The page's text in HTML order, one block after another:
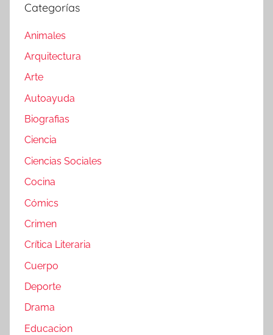
Categorías
Animales
Arquitectura
Arte
Autoayuda
Biografias
Ciencia
Ciencias Sociales
Cocina
Cómics
Crimen
Crítica Literaria
Cuerpo
Deporte
Drama
Educacion